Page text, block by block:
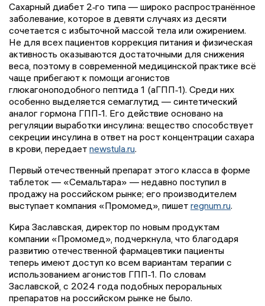
Сахарный диабет 2‑го типа — широко распространённое
заболевание, которое в девяти случаях из десяти
сочетается с избыточной массой тела или ожирением.
Не для всех пациентов коррекция питания и физическая
активность оказываются достаточными для снижения
веса, поэтому в современной медицинской практике всё
чаще прибегают к помощи агонистов
глюкагоноподобного пептида 1 (аГПП‑1). Среди них
особенно выделяется семаглутид — синтетический
аналог гормона ГПП‑1. Его действие основано на
регуляции выработки инсулина: вещество способствует
секреции инсулина в ответ на рост концентрации сахара
в крови, передает newstula.ru.
Первый отечественный препарат этого класса в форме
таблеток — «Семальтара» — недавно поступил в
продажу на российском рынке; его производителем
выступает компания «Промомед», пишет regnum.ru.
Кира Заславская, директор по новым продуктам
компании «Промомед», подчеркнула, что благодаря
развитию отечественной фармацевтики пациенты
теперь имеют доступ ко всем вариантам терапии с
использованием агонистов ГПП‑1. По словам
Заславской, с 2024 года подобных пероральных
препаратов на российском рынке не было.